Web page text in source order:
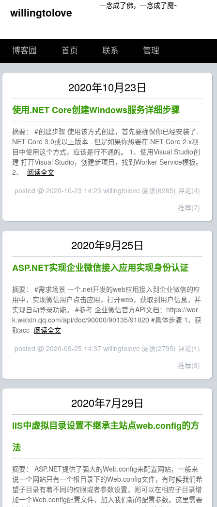
willingtolove 一念成了佛，一念成了魔~
博客园 首页 联系 管理
2020年10月23日
使用.NET Core创建Windows服务详细步骤
摘要： #创建步骤 使用该方式创建，首先要确保你已经安装了.
NET Core 3.0或以上版本 . 但是如果你想要在.NET Core 2.x项
目中使用这个方式，应该是行不通的。 1、使用Visual Studio创
建 打开Visual Studio，创建新项目，找到Worker Service模板。
2、
阅读全文
posted @ 2020-10-23 14:23 willingtolove 阅读(6285) 评论(4)
推荐(7)
2020年9月25日
ASP.NET实现企业微信接入应用实现身份认证
摘要： #需求场景 一个.net开发的web应用接入到企业微信的应
用中，实现微信用户点击应用，打开web，获取到用户信息，并
实现自动登录功能。 #参考 企业微信官方API文档：https://wor
k.weixin.qq.com/api/doc/90000/90135/91020 #具体步骤 1、获
取acc 阅读全文
posted @ 2020-09-25 14:37 willingtolove 阅读(2795) 评论(1)
推荐(3)
2020年7月29日
IIS中虚拟目录设置不继承主站点web.config的方
法
摘要： ASP.NET提供了强大的Web.config来配置网站，一般来
说一个网站只有一个根目录下的Web.config文件，有时候我们希
望子目录有着不同的权限或者参数设置，则可以在相应子目录增
加一个Web.config配置文件，加入我们新的配置参数。这里需要